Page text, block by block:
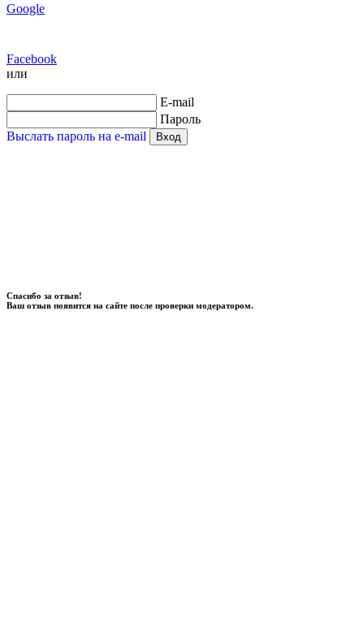
Google
Facebook
или
E-mail
Пароль
Выслать пароль на e-mail
Вход
Спасибо за отзыв!
Ваш отзыв появится на сайте после проверки модератором.